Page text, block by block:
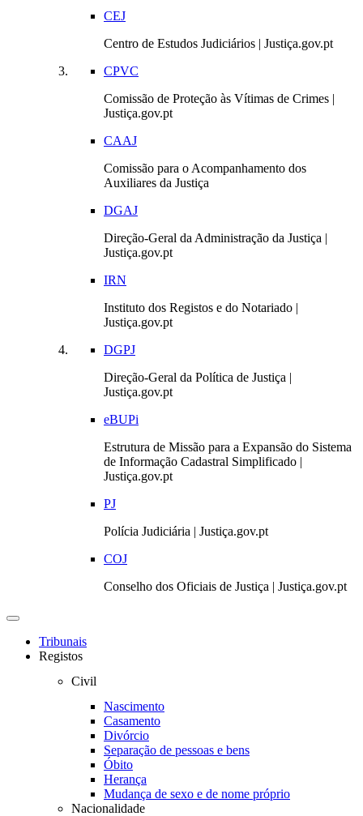
CEJ
Centro de Estudos Judiciários | Justiça.gov.pt
CPVC
Comissão de Proteção às Vítimas de Crimes |
Justiça.gov.pt
CAAJ
Comissão para o Acompanhamento dos
Auxiliares da Justiça
DGAJ
Direção-Geral da Administração da Justiça |
Justiça.gov.pt
IRN
Instituto dos Registos e do Notariado |
Justiça.gov.pt
DGPJ
Direção-Geral da Política de Justiça |
Justiça.gov.pt
eBUPi
Estrutura de Missão para a Expansão do Sistema
de Informação Cadastral Simplificado |
Justiça.gov.pt
PJ
Polícia Judiciária | Justiça.gov.pt
COJ
Conselho dos Oficiais de Justiça | Justiça.gov.pt
Toggle
navigationTribunais
Registos
Civil
Nascimento
Casamento
Divórcio
Separação de pessoas e bens
Óbito
Herança
Mudança de sexo e de nome próprio
Nacionalidade